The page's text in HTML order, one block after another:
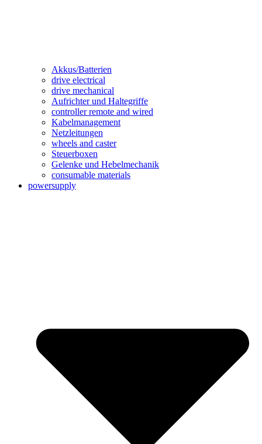
Akkus/Batterien
drive electrical
drive mechanical
Aufrichter und Haltegriffe
controller remote and wired
Kabelmanagement
Netzleitungen
wheels and caster
Steuerboxen
Gelenke und Hebelmechanik
consumable materials
powersupply